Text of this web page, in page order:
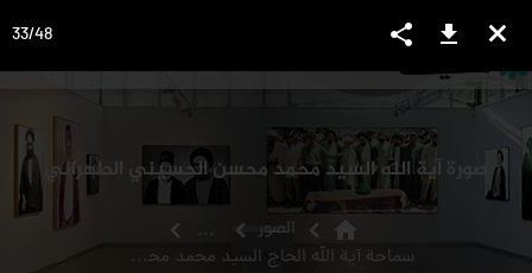
view_headline
صورة آية الله السيد محمد محسن الحسيني الطهراني
home الصور
...
سماحة آية الله الحاج السيد محمد محسن الحسيني الطهراني
close
download
share
33/48